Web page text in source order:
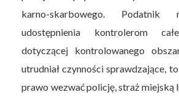
karno-skarbowego. Podatnik
udostępnienia kontrolerom
dotyczącej kontrolowanego
utrudniał czynności sprawdzające,
prawo wezwać policję, straż miejską